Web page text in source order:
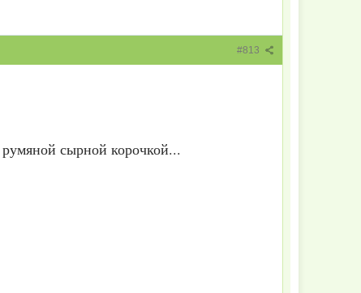
#813
сырной корочкой...